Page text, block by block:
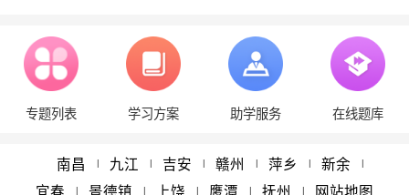
08/11
江西教师资格报考条件学历要求 08/21
2024年江西省教师资格认定体检时间 05/22
专题列表 学习方案 助学服务 在线题库
南昌 | 九江 | 吉安 | 赣州 | 萍乡 | 新余 |
宜春 | 景德镇 | 上饶 | 鹰潭 | 抚州 | 网站地图